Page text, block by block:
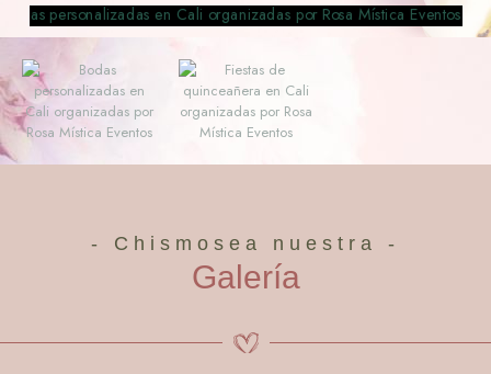
- Chismosea nuestra -
Galería